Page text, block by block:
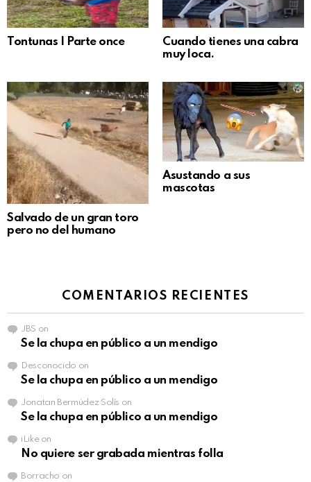
Tontunas | Parte once
Cuando tienes una cabra
muy loca.
Salvado de un gran toro
pero no del humano
Asustando a sus
mascotas
COMENTARIOS RECIENTES
JBS on
Se la chupa en público a un mendigo
Desconocido on
Se la chupa en público a un mendigo
Jonatan Bermúdez Solís on
Se la chupa en público a un mendigo
iLikeon
No quiere ser grabada mientras folla
Borracho on